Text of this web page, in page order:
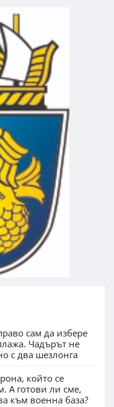
сам да избере
Чадърът не
с два шезлонга
който се
А готови ли сме,
към военна база?